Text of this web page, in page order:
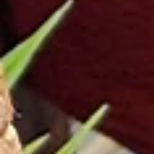
ドパントリーを通して
経験させていただきま
方々は国籍も様々で、
る方々も多国籍という
「垣根を超えてつなが
た。「排斥・排除」と
ジャーとなる現代にお
え合い」の心が全面に